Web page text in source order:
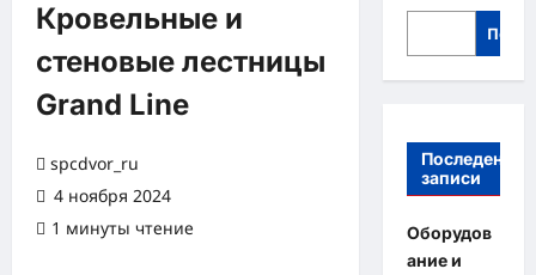
Кровельные и
стеновые лестницы
Grand Line
spcdvor_ru
4 ноября 2024
1 минуты чтение
Поиск
Последение
записи
Оборудов
ание и